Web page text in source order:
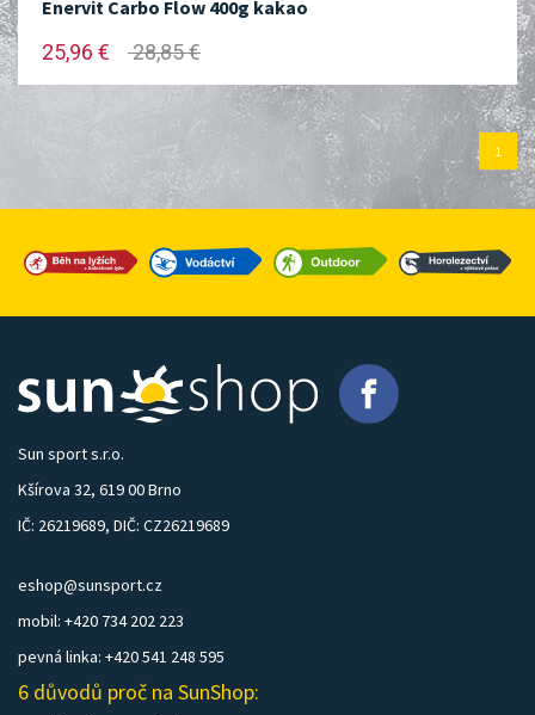
Enervit Carbo Flow 400g kakao
25,96 € 28,85 €
1
Sun sport s.r.o.
Kšírova 32, 619 00 Brno
IČ: 26219689, DIČ: CZ26219689
eshop@sunsport.cz
mobil: +420 734 202 223
pevná linka: +420 541 248 595
6 důvodů proč na SunShop: